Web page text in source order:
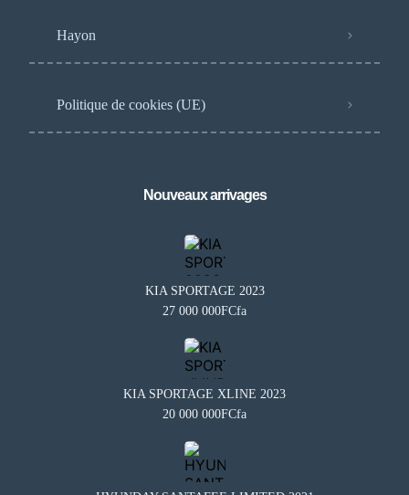
Hayon
Politique de cookies (UE)
Nouveaux arrivages
KIA SPORTAGE 2023
27 000 000FCfa
KIA SPORTAGE XLINE 2023
20 000 000FCfa
Besoin d'aide?